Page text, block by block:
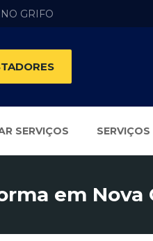
GRIFO
SERVIÇOS SERVIÇOS
em Nova